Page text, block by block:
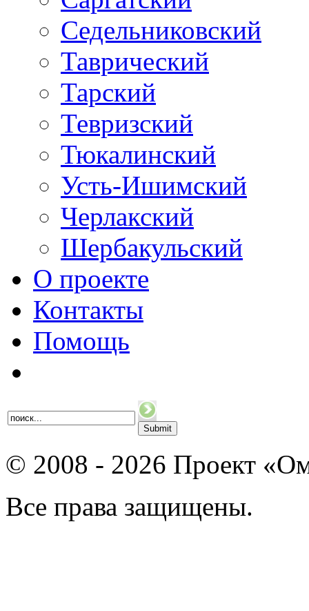
Седельниковский
Таврический
Тарский
Тевризский
Тюкалинский
Усть-Ишимский
Черлакский
Шербакульский
О проекте
Контакты
Помощь
© 2008 - 2026 Проект
Все права защищены.